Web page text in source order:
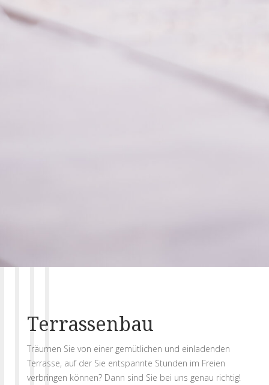
Terrassenbau
Träumen Sie von einer gemütlichen und einladenden
Terrasse, auf der Sie entspannte Stunden im Freien
verbringen können? Dann sind Sie bei uns genau richtig!